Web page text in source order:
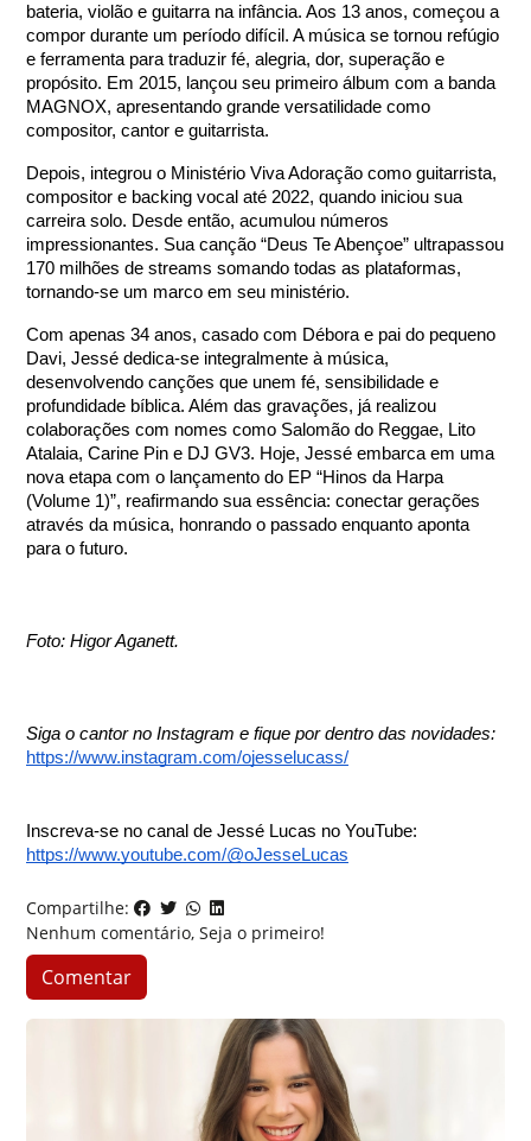
bateria, violão e guitarra na infância. Aos 13 anos, começou a
compor durante um período difícil. A música se tornou refúgio
e ferramenta para traduzir fé, alegria, dor, superação e
propósito. Em 2015, lançou seu primeiro álbum com a banda
MAGNOX, apresentando grande versatilidade como
compositor, cantor e guitarrista.
Depois, integrou o Ministério Viva Adoração como guitarrista,
compositor e backing vocal até 2022, quando iniciou sua
carreira solo. Desde então, acumulou números
impressionantes. Sua canção “Deus Te Abençoe” ultrapassou
170 milhões de streams somando todas as plataformas,
tornando-se um marco em seu ministério.
Com apenas 34 anos, casado com Débora e pai do pequeno
Davi, Jessé dedica-se integralmente à música,
desenvolvendo canções que unem fé, sensibilidade e
profundidade bíblica. Além das gravações, já realizou
colaborações com nomes como Salomão do Reggae, Lito
Atalaia, Carine Pin e DJ GV3. Hoje, Jessé embarca em uma
nova etapa com o lançamento do EP “Hinos da Harpa
(Volume 1)”, reafirmando sua essência: conectar gerações
através da música, honrando o passado enquanto aponta
para o futuro.
Foto: Higor Aganett.
Siga o cantor no Instagram e fique por dentro das novidades:
https://www.instagram.com/ojesselucass/
Inscreva-se no canal de Jessé Lucas no YouTube:
https://www.youtube.com/@oJesseLucas
Compartilhe:
Nenhum comentário, Seja o primeiro!
Comentar